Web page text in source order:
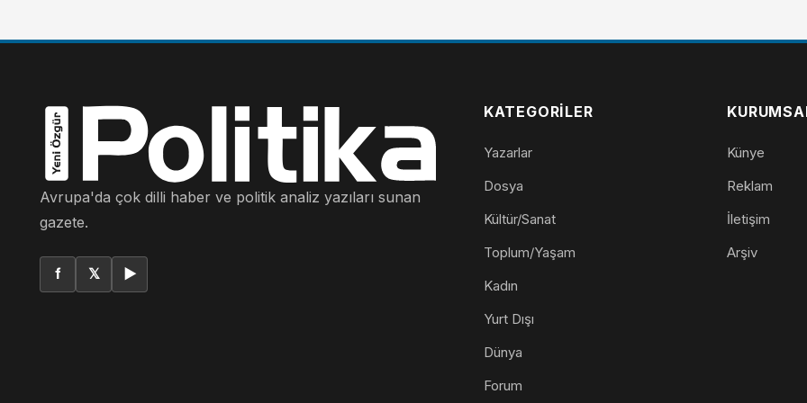
Avrupa'da çok dilli haber ve politik analiz yazıları sunan
gazete.
f 𝕏 ▶
KATEGORILER
Yazarlar
Dosya
Kültür/Sanat
Toplum/Yaşam
Kadın
Yurt Dışı
Dünya
Forum
Künye
Reklam
İletişim
Arşiv